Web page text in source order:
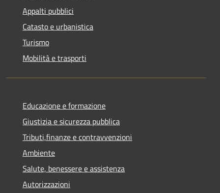
Appalti pubblici
Catasto e urbanistica
Turismo
Mobilità e trasporti
Educazione e formazione
Giustizia e sicurezza pubblica
Tributi,finanze e contravvenzioni
Ambiente
Salute, benessere e assistenza
Autorizzazioni